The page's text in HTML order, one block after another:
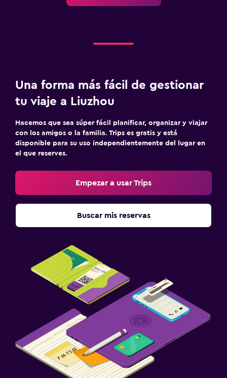
Una forma más fácil de gestionar
tu viaje a Liuzhou
Hacemos que sea súper fácil planificar, organizar y viajar
con los amigos o la familia. Trips es gratis y está
disponible para su uso independientemente del lugar en
el que reserves.
Empezar a usar Trips
Buscar mis reservas